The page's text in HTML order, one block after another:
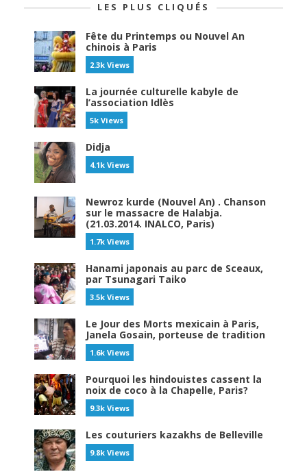
LES PLUS CLIQUÉS
Fête du Printemps ou Nouvel An
chinois à Paris
2.3k Views
La journée culturelle kabyle de
l’association Idlès
5k Views
Didja
4.1k Views
Newroz kurde (Nouvel An) . Chanson
sur le massacre de Halabja.
(21.03.2014. INALCO, Paris)
1.7k Views
Hanami japonais au parc de Sceaux,
par Tsunagari Taiko
3.5k Views
Le Jour des Morts mexicain à Paris,
Janela Gosain, porteuse de tradition
1.6k Views
Pourquoi les hindouistes cassent la
noix de coco à la Chapelle, Paris?
9.3k Views
Les couturiers kazakhs de Belleville
9.8k Views